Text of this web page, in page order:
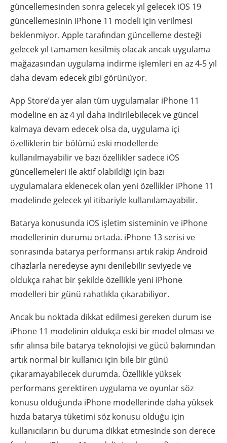
güncellemesinden sonra gelecek yıl gelecek iOS 19
güncellemesinin iPhone 11 modeli için verilmesi
beklenmiyor. Apple tarafından güncelleme desteği
gelecek yıl tamamen kesilmiş olacak ancak uygulama
mağazasından uygulama indirme işlemleri en az 4-5 yıl
daha devam edecek gibi görünüyor.
App Store’da yer alan tüm uygulamalar iPhone 11
modeline en az 4 yıl daha indirilebilecek ve güncel
kalmaya devam edecek olsa da, uygulama içi
özelliklerin bir bölümü eski modellerde
kullanılmayabilir ve bazı özellikler sadece iOS
güncellemeleri ile aktif olabildiği için bazı
uygulamalara eklenecek olan yeni özellikler iPhone 11
modelinde gelecek yıl itibariyle kullanılamayabilir.
Batarya konusunda iOS işletim sisteminin ve iPhone
modellerinin durumu ortada. iPhone 13 serisi ve
sonrasında batarya performansı artık rakip Android
cihazlarla neredeyse aynı denilebilir seviyede ve
oldukça rahat bir şekilde özellikle yeni iPhone
modelleri bir günü rahatlıkla çıkarabiliyor.
Ancak bu noktada dikkat edilmesi gereken durum ise
iPhone 11 modelinin oldukça eski bir model olması ve
sıfır alınsa bile batarya teknolojisi ve gücü bakımından
artık normal bir kullanıcı için bile bir günü
çıkaramayabilecek durumda. Özellikle yüksek
performans gerektiren uygulama ve oyunlar söz
konusu olduğunda iPhone modellerinde daha yüksek
hızda batarya tüketimi söz konusu olduğu için
kullanıcıların bu duruma dikkat etmesinde son derece